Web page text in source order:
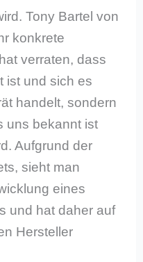
Tony Bartel von
konkrete
verraten, dass
ist und sich es
handelt, sondern
uns bekannt ist
Aufgrund der
sieht man
eines
und hat daher auf
Hersteller